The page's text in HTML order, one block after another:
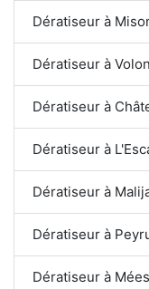
Dératiseur à
Dératiseur à
Dératiseur à
Dératiseur à
Dératiseur à
Dératiseur à
Dératiseur à